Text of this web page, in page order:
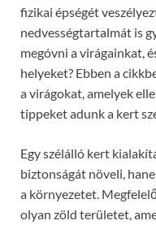
fizikai épségét
nedvességtartalmát is
megóvni a virágainkat,
helyeket? Ebben a
a virágokat, amelyek
tippeket adunk a kert
Egy szélálló kert
biztonságát növeli,
a környezetet.
olyan zöld területet,